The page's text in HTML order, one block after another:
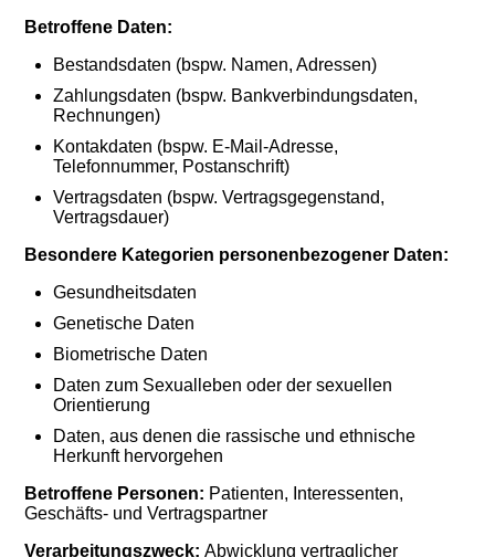
Betroffene Daten:
Bestandsdaten (bspw. Namen, Adressen)
Zahlungsdaten (bspw. Bankverbindungsdaten,
Rechnungen)
Kontakdaten (bspw. E-Mail-Adresse,
Telefonnummer, Postanschrift)
Vertragsdaten (bspw. Vertragsgegenstand,
Vertragsdauer)
Besondere Kategorien personenbezogener Daten:
Gesundheitsdaten
Genetische Daten
Biometrische Daten
Daten zum Sexualleben oder der sexuellen
Orientierung
Daten, aus denen die rassische und ethnische
Herkunft hervorgehen
Betroffene Personen: Patienten, Interessenten,
Geschäfts- und Vertragspartner
Verarbeitungszweck:Abwicklung vertraglicher